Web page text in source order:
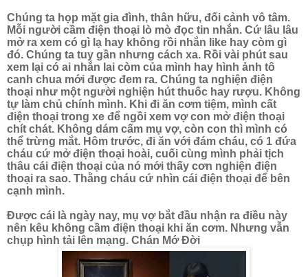
Chúng ta họp mặt gia đình, thân hữu, đối cảnh vô tâm.
Mỗi người cầm điện thoại lò mò đọc tin nhắn. Cứ lâu lâu
mở ra xem có gì lạ hay không rồi nhắn like hay còm gì
đó. Chúng ta tuy gần nhưng cách xa. Rồi vài phút sau
xem lại có ai nhắn lai còm của mình hay hình ảnh tô
canh chua mới được đem ra. Chúng ta nghiện điện
thoại như một người nghiện hút thuốc hay rượu. Không
tự làm chủ chính mình. Khi đi ăn cơm tiệm, mình cất
điện thoại trong xe để ngồi xem vợ con mở điện thoại
chít chát. Không dám cấm mụ vợ, còn con thì mình có
thể trừng mắt. Hôm trước, đi ăn với đám cháu, có 1 đứa
cháu cứ mở điện thoại hoài, cuối cùng mình phải tịch
thâu cái điện thoại của nó mới thấy cơn nghiện điện
thoại ra sao. Thằng cháu cứ nhìn cái điện thoại để bên
cạnh mình.
Được cái là ngày nay, mụ vợ bắt đầu nhận ra điều này
nên kêu không cầm điện thoại khi ăn cơm. Nhưng vẫn
chụp hình tải lên mạng. Chán Mớ Đời